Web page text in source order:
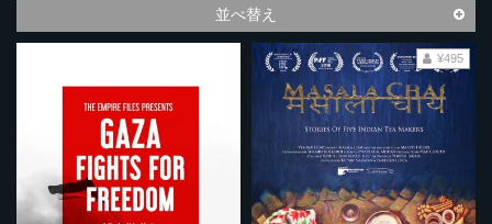
並べ替え
¥495